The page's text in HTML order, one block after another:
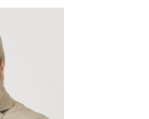
electrónico y web en
vez que